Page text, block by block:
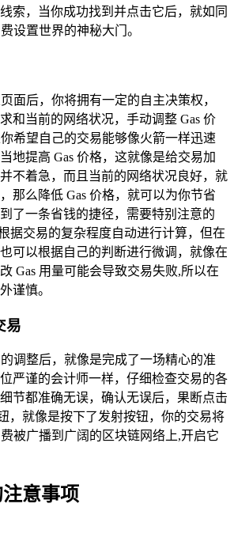
索，当你成功找到并点击它后，就如同
设置世界的神秘大门。
面后，你将拥有一定的自主决策权，
和当前的网络状况，手动调整 Gas 价
希望自己的交易能够像火箭一样迅速
地提高 Gas 价格，这就像是给交易加
不着急，而且当前的网络状况良好，就
那么降低 Gas 价格，就可以为你节省
了一条省钱的捷径，需要特别注意的
据交易的复杂程度自动进行计算，但在
可以根据自己的判断进行微调，就像在
Gas 用量可能会导致交易失败,所以在
谨慎。
易
的调整后，就像是完成了一场精心的准
严谨的会计师一样，仔细检查交易的各
节都准确无误，确认无误后，果断点击
，就像是按下了发射按钮，你的交易将
被广播到广阔的区块链网络上,开启它
意事项